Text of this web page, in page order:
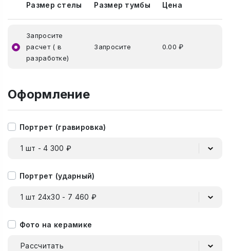
Размер стелы Размер тумбы Цена
Запросите
расчет ( в
разработке)
Запросите 0.00 ₽
Оформление
Портрет (гравировка)
1 шт - 4 300 ₽
Портрет (ударный)
1 шт 24х30 - 7 460 ₽
Фото на керамике
Рассчитать